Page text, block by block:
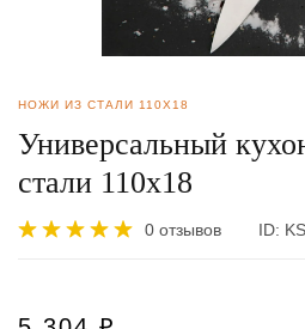
НОЖИ ИЗ СТАЛИ 110Х18
Универсальный
стали 110х18
0 отзывов ID: